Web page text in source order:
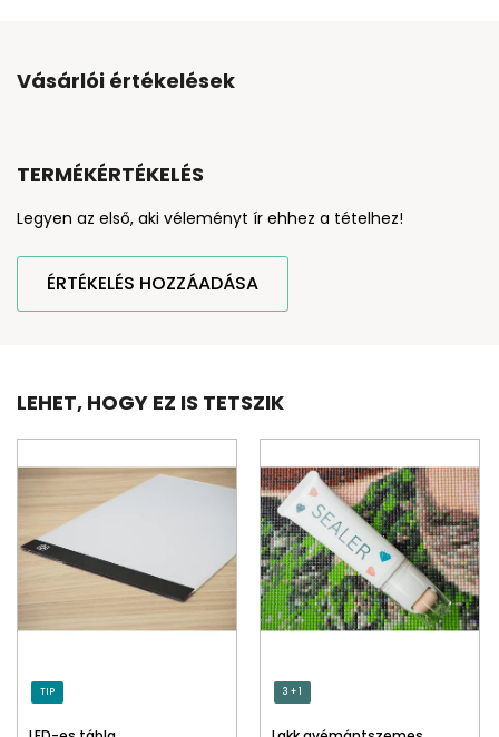
Vásárlói értékelések
TERMÉKÉRTÉKELÉS
Legyen az első, aki véleményt ír ehhez a tételhez!
ÉRTÉKELÉS HOZZÁADÁSA
LEHET, HOGY EZ IS TETSZIK
TIP 3 + 1